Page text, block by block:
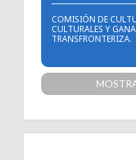
COMISIÓN DE
CULTURALES Y
TRANSFRONTERIZA.